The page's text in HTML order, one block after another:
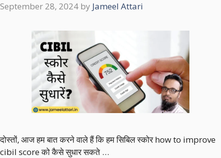
September 28, 2024 by Jameel Attari
दोस्तों, आज हम बात करने वाले हैं कि हम सिबिल स्कोर how to improve
cibil score को कैसे सुधार सकते …